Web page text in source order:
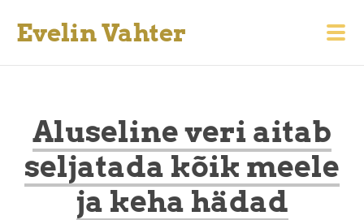
Evelin Vahter
Aluseline veri aitab
seljatada kõik meele
ja keha hädad